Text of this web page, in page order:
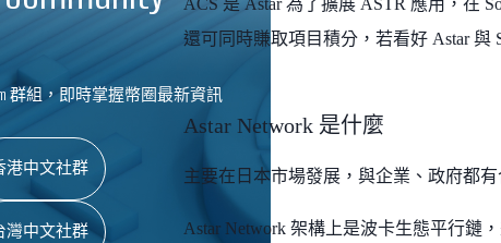
群組，即時掌握幣圈最新資訊
港中文社群
灣中文社群
還可同時賺取項目積分，若看好 Astar 與
Astar Network 是什麼
主要在日本市場發展，與企業、政府都
Astar Network 架構上是波卡生態平行鏈